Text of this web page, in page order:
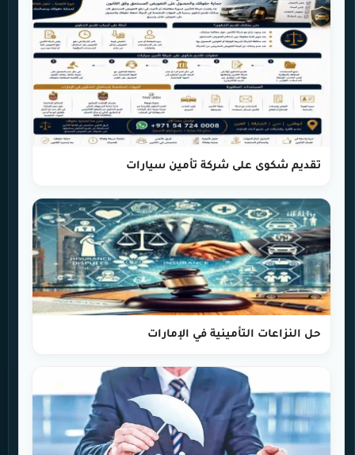
تقديم شكوى على شركة تأمين سيارات
حل النزاعات التأمينية في الإمارات